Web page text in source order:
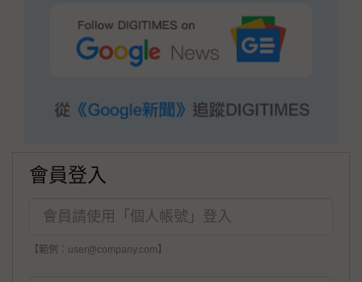
會員登入
【範例：user@company.com】